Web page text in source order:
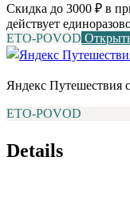
Скидка до 3000 ₽ в
действует
ETO-POVOD
Яндекс Путешествия
ETO-POVOD
Details